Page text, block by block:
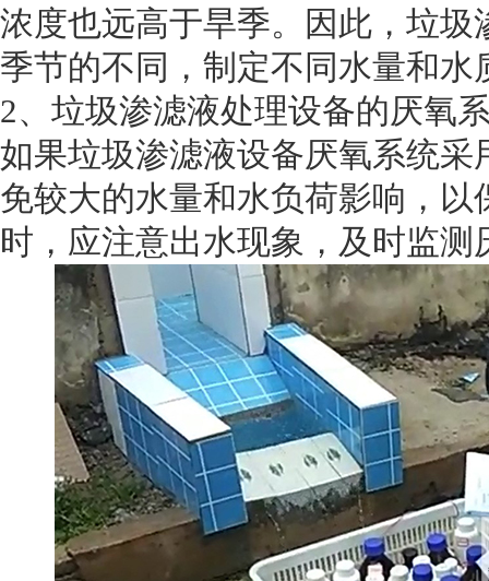
浓度也远高于旱季。因此，垃
季节的不同，制定不同水量和水
2、垃圾渗滤液处理设备的厌氧
如果垃圾渗滤液设备厌氧系统
免较大的水量和水负荷影响，
时，应注意出水现象，及时监